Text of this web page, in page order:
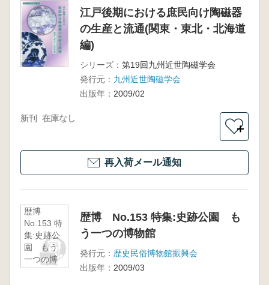
江戸後期における庶民向け陶磁器
の生産と流通(関東・東北・北海道
編)
シリーズ： 第19回九州近世陶磁学会
発行元： 九州近世陶磁学会
出版年： 2009/02
新刊 在庫なし
＋
再入荷メール通知
歴博
No.153 特
集:史跡公
園 もう
一つの博
物館
歴博 No.153 特集:史跡公園 も
う一つの博物館
発行元： 歴史民俗博物館振興会
出版年： 2009/03